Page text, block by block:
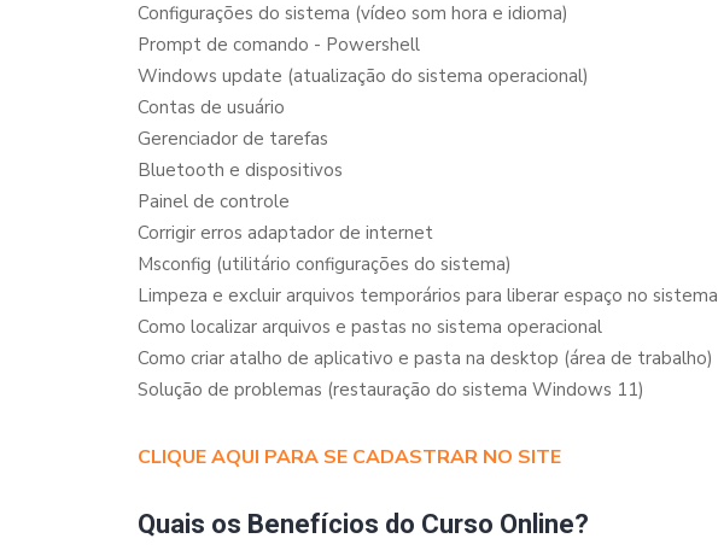
Configurações do sistema (vídeo som hora e idioma)
Prompt de comando - Powershell
Windows update (atualização do sistema operacional)
Contas de usuário
Gerenciador de tarefas
Bluetooth e dispositivos
Painel de controle
Corrigir erros adaptador de internet
Msconfig (utilitário configurações do sistema)
Limpeza e excluir arquivos temporários para liberar espaço no sistema
Como localizar arquivos e pastas no sistema operacional
Como criar atalho de aplicativo e pasta na desktop (área de trabalho)
Solução de problemas (restauração do sistema Windows 11)
CLIQUE AQUI PARA SE CADASTRAR NO SITE
Quais os Benefícios do Curso Online?